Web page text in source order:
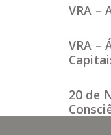
VRA –
VRA –
20 de